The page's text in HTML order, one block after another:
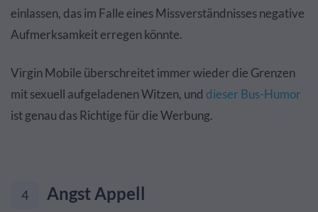
einlassen, das im Falle eines Missverständnisses negative
Aufmerksamkeit erregen könnte.
Virgin Mobile überschreitet immer wieder die Grenzen
mit sexuell aufgeladenen Witzen, und dieser Bus-Humor
ist genau das Richtige für die Werbung.
4 Angst Appell